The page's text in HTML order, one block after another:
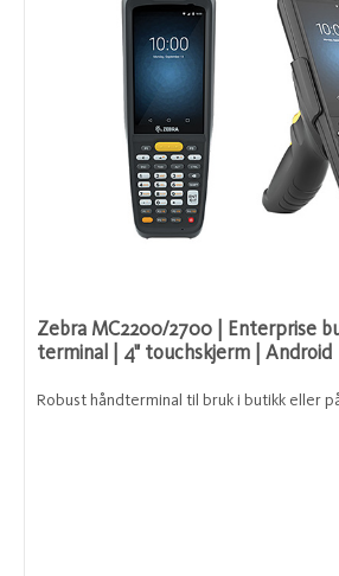
Zebra MC2200/2700 | Enterprise
terminal | 4" touchskjerm | Android
Robust håndterminal til bruk i butikk eller